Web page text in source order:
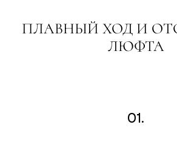
ПЛАВНЫЙ ХОД И
ЛЮФТА
01.